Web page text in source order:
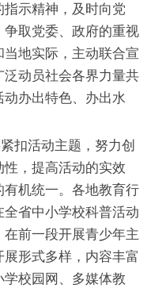
示精神，及时向党
取党委、政府的重视
地实际，主动联合宣
动员社会各界力量共
办出特色、办出水
活动主题，努力创
，提高活动的实效
机统一。各地教育行
省中小学校科普活动
前一段开展青少年主
形式多样，内容丰富
校园网、多媒体教